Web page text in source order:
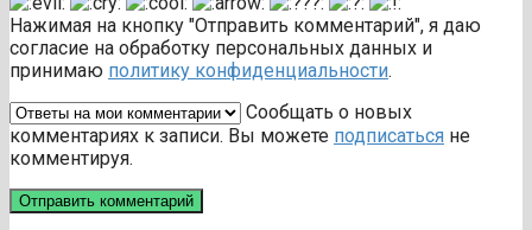
Нажимая на кнопку "Отправить комментарий", я даю
согласие на обработку персональных данных и
принимаю политику конфиденциальности.
Сообщать о новых
комментариях к записи. Вы можете подписаться не
комментируя.